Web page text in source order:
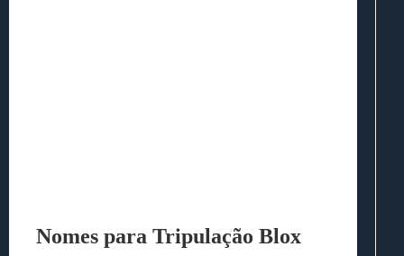
Nomes para Tripulação Blox